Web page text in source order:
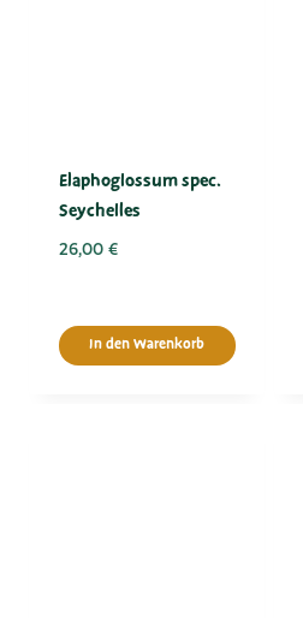
Elaphoglossum spec.
Seychelles
26,00 €
In den Warenkorb